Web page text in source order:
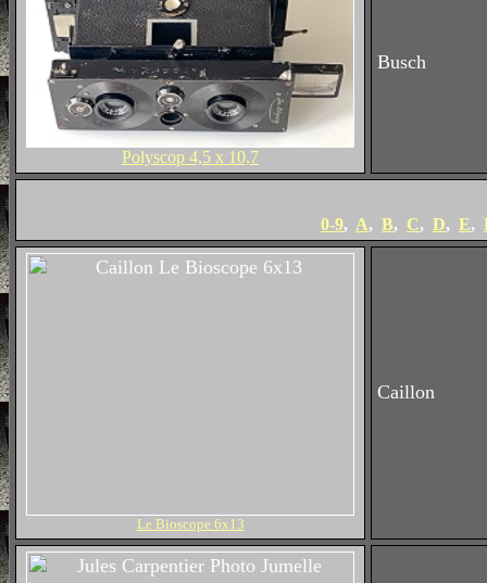
Polyscop 4,5 x 10,7
Busch
0-9, A, B, C, D, E,
Le Bioscope 6x13
Caillon